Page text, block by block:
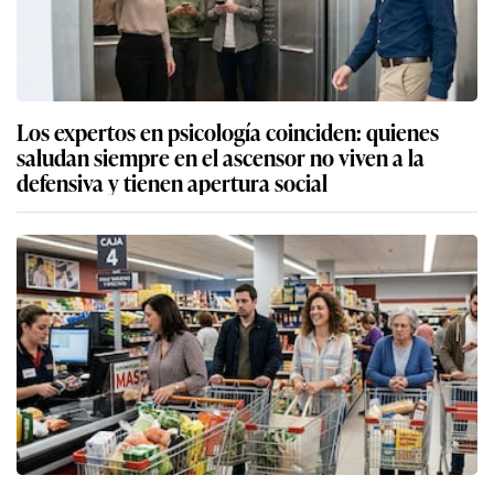
Los expertos en psicología coinciden: quienes
saludan siempre en el ascensor no viven a la
defensiva y tienen apertura social